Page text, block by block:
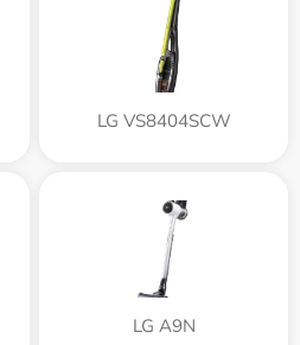
LG VS8404SCW
LG A9N